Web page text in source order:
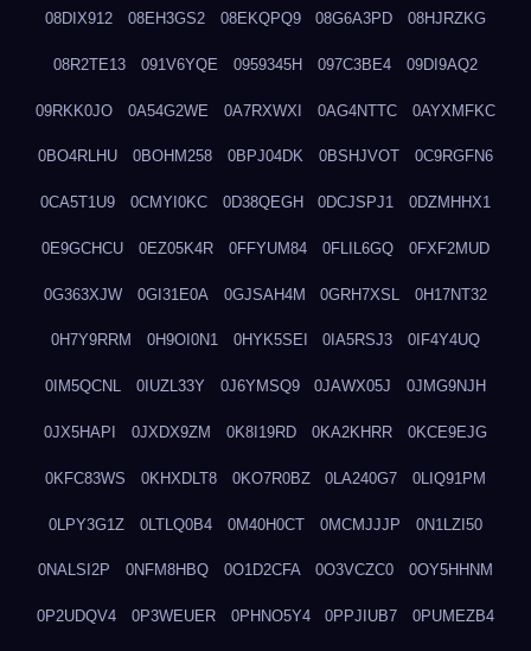
08DIX912 08EH3GS2 08EKQPQ9 08G6A3PD 08HJRZKG
08R2TE13 091V6YQE 0959345H 097C3BE4 09DI9AQ2
09RKK0JO 0A54G2WE 0A7RXWXI 0AG4NTTC 0AYXMFKC
0BO4RLHU 0BOHM258 0BPJ04DK 0BSHJVOT 0C9RGFN6
0CA5T1U9 0CMYI0KC 0D38QEGH 0DCJSPJ1 0DZMHHX1
0E9GCHCU 0EZ05K4R 0FFYUM84 0FLIL6GQ 0FXF2MUD
0G363XJW 0GI31E0A 0GJSAH4M 0GRH7XSL 0H17NT32
0H7Y9RRM 0H9OI0N1 0HYK5SEI 0IA5RSJ3 0IF4Y4UQ
0IM5QCNL 0IUZL33Y 0J6YMSQ9 0JAWX05J 0JMG9NJH
0JX5HAPI 0JXDX9ZM 0K8I19RD 0KA2KHRR 0KCE9EJG
0KFC83WS 0KHXDLT8 0KO7R0BZ 0LA240G7 0LIQ91PM
0LPY3G1Z 0LTLQ0B4 0M40H0CT 0MCMJJJP 0N1LZI50
0NALSI2P 0NFM8HBQ 0O1D2CFA 0O3VCZC0 0OY5HHNM
0P2UDQV4 0P3WEUER 0PHNO5Y4 0PPJIUB7 0PUMEZB4